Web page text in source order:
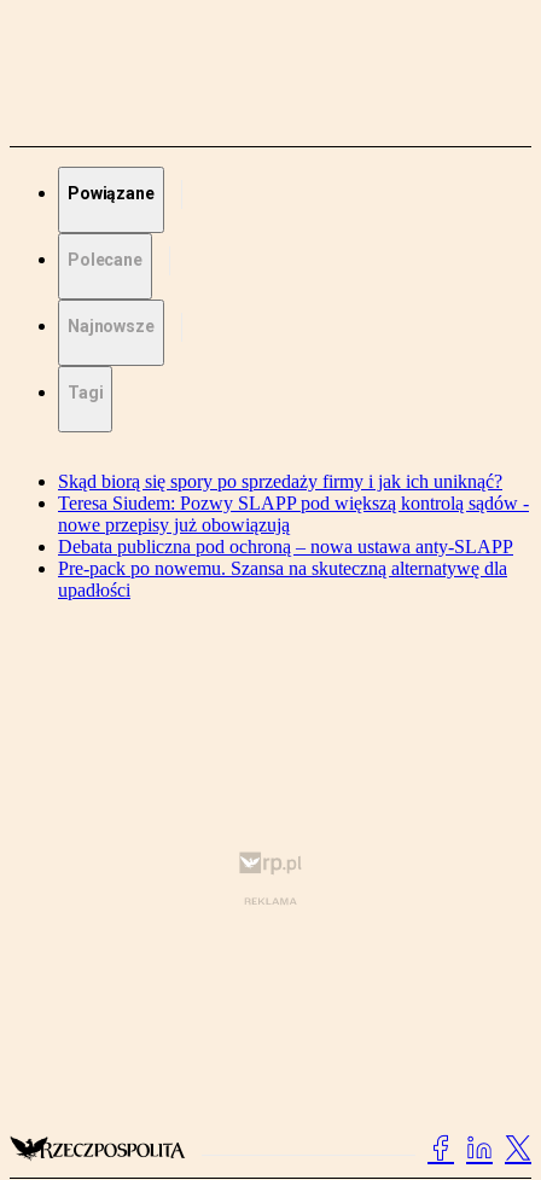
Powiązane
Polecane
Najnowsze
Tagi
Skąd biorą się spory po sprzedaży firmy i jak ich uniknąć?
Teresa Siudem: Pozwy SLAPP pod większą kontrolą sądów -
nowe przepisy już obowiązują
Debata publiczna pod ochroną – nowa ustawa anty-SLAPP
Pre-pack po nowemu. Szansa na skuteczną alternatywę dla
upadłości